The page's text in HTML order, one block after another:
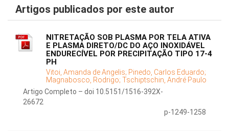
Artigos publicados por este autor
NITRETAÇÃO SOB PLASMA POR TELA ATIVA
E PLASMA DIRETO/DC DO AÇO INOXIDÁVEL
ENDURECÍVEL POR PRECIPITAÇÃO TIPO 17-4
PH
Vitoi, Amanda de Angelis; Pinedo, Carlos Eduardo;
Magnabosco, Rodrigo; Tschiptschin, André Paulo
Artigo Completo – doi 10.5151/1516-392X-
26672
p-1249-1258